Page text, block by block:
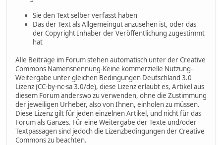
Sie den Text selber verfasst haben
Das der Text als Allgemeingut anzusehen ist, oder das
der Copyright Inhaber der Veröffentlichung zugestimmt
hat
Alle Beiträge im Forum stehen automatisch unter der Creative
Commons Namensnennung-Keine kommerzielle Nutzung-
Weitergabe unter gleichen Bedingungen Deutschland 3.0
Lizenz (CC-by-nc-sa 3.0/de), diese Lizenz erlaubt es, Artikel aus
diesem Forum anderswo zu verwenden, ohne die Zustimmung
der jeweiligen Urheber, also von Ihnen, einholen zu müssen.
Diese Lizenz gilt für jeden einzelnen Artikel, und nicht für das
Forum als Ganzes. Für eine Weitergabe der Texte und/oder
Textpassagen sind jedoch die Lizenzbedingungen der Creative
Commons zu beachten.